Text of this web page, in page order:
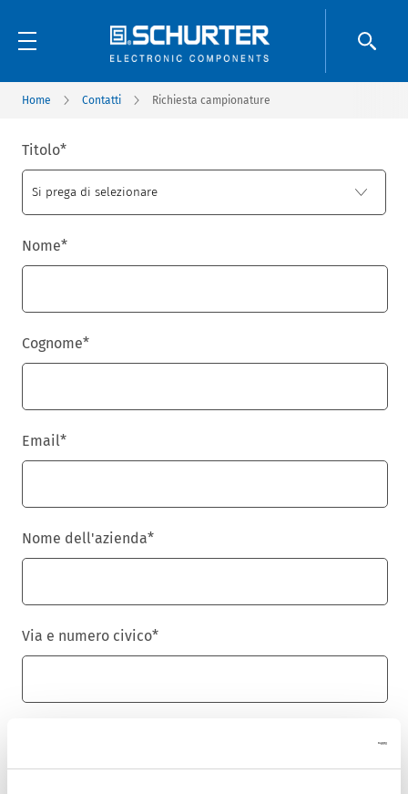
Home Contatti Richiesta campionature
Titolo*
Nome*
Cognome*
Email*
Nome dell'azienda*
Via e numero civico*